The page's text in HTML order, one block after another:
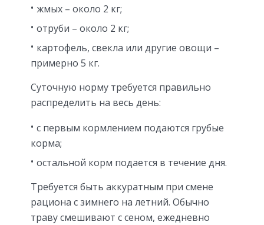
жмых – около 2 кг;
отруби – около 2 кг;
картофель, свекла или другие овощи –
примерно 5 кг.
Суточную норму требуется правильно
распределить на весь день:
с первым кормлением подаются грубые
корма;
остальной корм подается в течение дня.
Требуется быть аккуратным при смене
рациона с зимнего на летний. Обычно
траву смешивают с сеном, ежедневно